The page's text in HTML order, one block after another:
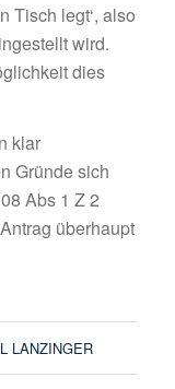
Tisch legt‘, also
wird.
dies
klar
Gründe sich
Abs 1 Z 2
überhaupt
LANZINGER